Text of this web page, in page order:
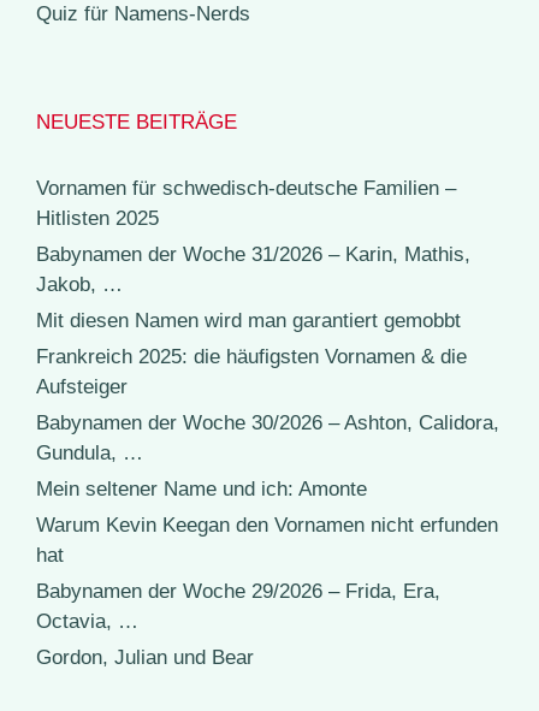
Quiz für Namens-Nerds
NEUESTE BEITRÄGE
Vornamen für schwedisch-deutsche Familien –
Hitlisten 2025
Babynamen der Woche 31/2026 – Karin, Mathis,
Jakob, …
Mit diesen Namen wird man garantiert gemobbt
Frankreich 2025: die häufigsten Vornamen & die
Aufsteiger
Babynamen der Woche 30/2026 – Ashton, Calidora,
Gundula, …
Mein seltener Name und ich: Amonte
Warum Kevin Keegan den Vornamen nicht erfunden
hat
Babynamen der Woche 29/2026 – Frida, Era,
Octavia, …
Gordon, Julian und Bear